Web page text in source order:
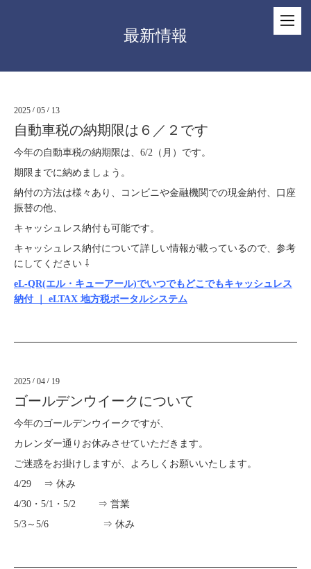
最新情報
2025 / 05 / 13
自動車税の納期限は６／２です
今年の自動車税の納期限は、6/2（月）です。
期限までに納めましょう。
納付の方法は様々あり、コンビニや金融機関での現金納付、口座
振替の他、
キャッシュレス納付も可能です。
キャッシュレス納付について詳しい情報が載っているので、参考
にしてください ⇩
eL-QR(エル・キューアール)でいつでもどこでもキャッシュレス
納付 ｜ eLTAX 地方税ポータルシステム
2025 / 04 / 19
ゴールデンウイークについて
今年のゴールデンウイークですが、
カレンダー通りお休みさせていただきます。
ご迷惑をお掛けしますが、よろしくお願いいたします。
4/29 ⇒ 休み
4/30・5/1・5/2 ⇒ 営業
5/3～5/6 ⇒ 休み